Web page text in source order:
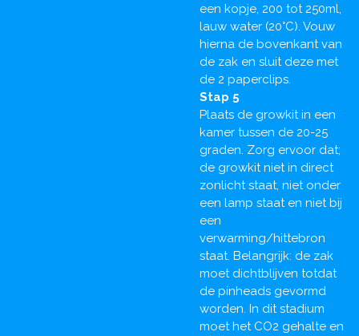
een kopje, 200 tot 250ml,
lauw water (20°C). Vouw
hierna de bovenkant van
de zak en sluit deze met
de 2 paperclips.
Stap 5
Plaats de growkit in een
kamer tussen de 20-25
graden. Zorg ervoor dat;
de growkit niet in direct
zonlicht staat, niet onder
een lamp staat en niet bij
een
verwarming/hittebron
staat. Belangrijk: de zak
moet dichtblijven totdat
de pinheads gevormd
worden. In dit stadium
moet het CO2 gehalte en